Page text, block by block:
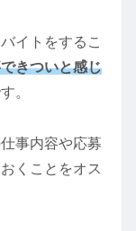
イトをするこ
きついと感じ
。
事内容や応募
くことをオス